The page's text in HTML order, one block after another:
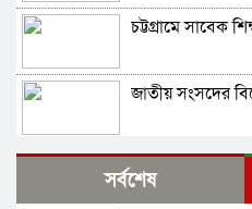
চট্টগ্রামে সাবেক
জাতীয় সংসদের
বগুড়ায় ও সিলেটে
শিশুসহ প্রাণ গেল
সর্বশেষ